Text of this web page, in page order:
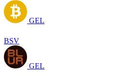
GEL
BSV
GEL